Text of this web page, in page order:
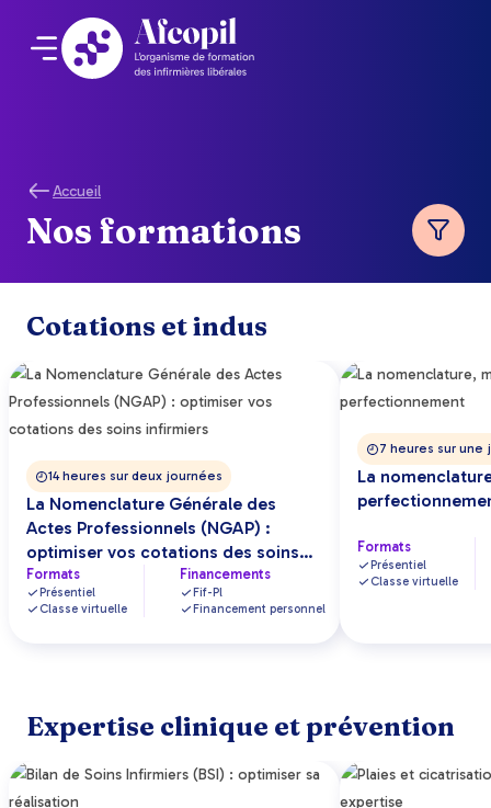
Accueil
Nos formations
Cotations et indus
14 heures sur deux journées
La Nomenclature Générale des
Actes Professionnels (NGAP) :
optimiser vos cotations des soins
infirmiers
Formats
Présentiel
Classe virtuelle
Financements
Fif-Pl
Financement personnel
7 heures sur une
La
Formats
Présentiel
Classe virtuelle
Expertise clinique et prévention